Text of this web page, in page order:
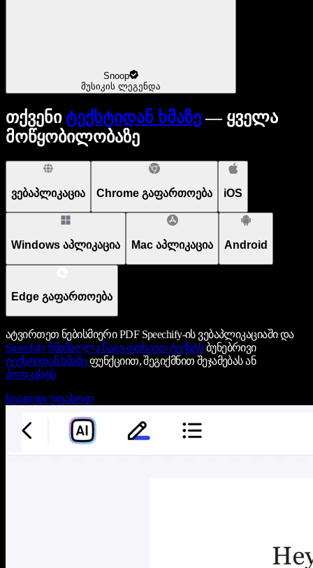
Snoop
მუსიკის ლეგენდა
თქვენი ტექსტიდან ხმაზე— ყველა
მოწყობილობაზე
ვებაპლიკაცია Chrome გაფართოება iOS
Windows აპლიკაცია Mac აპლიკაცია Android
Edge გაფართოება
ატვირთეთ ნებისმიერი PDF Speechify-ის ვებაპლიკაციაში და
Speechify ხმამაღლა წაგიკითხავთ ტექსტსბუნებრივი
ტექსტიდან ხმაზეფუნქციით, შეგიქმნით შეჯამებას ან
პოდკასტს
სცადეთ უფასოდ